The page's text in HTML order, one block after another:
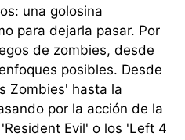
una golosina
para dejarla pasar. Por
de zombies, desde
posibles. Desde
Zombies' hasta la
por la acción de la
Evil' o los 'Left 4